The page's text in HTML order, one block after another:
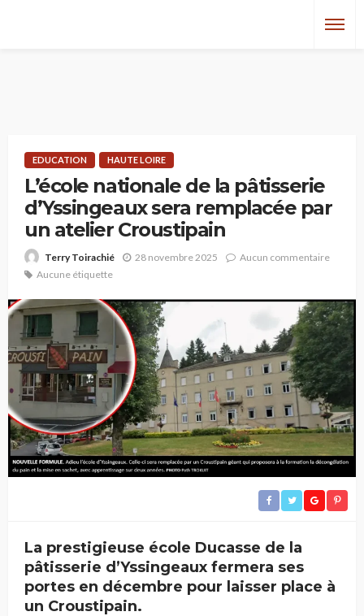
EDUCATION HAUTE LOIRE
L’école nationale de la pâtisserie
d’Yssingeaux sera remplacée par
un atelier Croustipain
Terry Toirachié 28 novembre 2025
Aucun commentaire
Aucune étiquette
La prestigieuse école Ducasse de la
pâtisserie d’Yssingeaux fermera ses
portes en décembre pour laisser place à
un Croustipain.